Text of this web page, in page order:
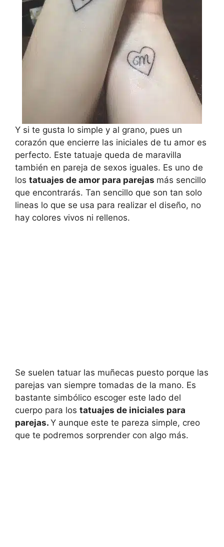
Y si te gusta lo simple y al grano, pues un
corazón que encierre las iniciales de tu amor es
perfecto. Este tatuaje queda de maravilla
también en pareja de sexos iguales. Es uno de
los tatuajes de amor para parejas más sencillo
que encontrarás. Tan sencillo que son tan solo
lineas lo que se usa para realizar el diseño, no
hay colores vivos ni rellenos.
Se suelen tatuar las muñecas puesto porque las
parejas van siempre tomadas de la mano. Es
bastante simbólico escoger este lado del
cuerpo para los tatuajes de iniciales para
parejas. Y aunque este te pareza simple, creo
que te podremos sorprender con algo más.